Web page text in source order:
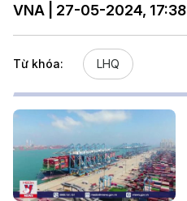
VNA | 27-05-2024, 17:38
Từ khóa: LHQ